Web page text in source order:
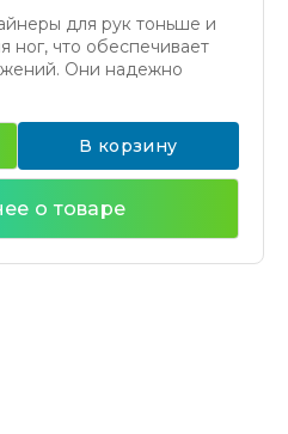
для рук тоньше и
ног, что обеспечивает
Они надежно
В корзину
о товаре